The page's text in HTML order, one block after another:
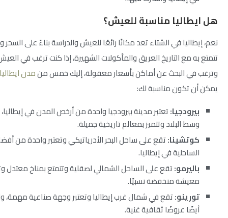
هل ايطاليا مناسبة للعيش؟
نعم، إيطاليا في الشتاء تعد مكانًا رائعًا للعيش والدراسة بناءً على
تتمتع به مع التاريخ العريق والمأكولات الشهيرة، إذا كنت ترغب في
وترغب في البحث عن أماكن بأسعار معقولة، إليك خمس منمدن
يمكن أن تكون مناسبة لك:
بيرودجيا:تعتبر مدينة بيرودجيا واحدة من أرخص المدن في
وسط البلاد وتتميز بمعالم تاريخية جميلة.
كوتشينا:تقع على ساحل البحر الأدرياتيكي وتعتبر واحدة من
الساحلية في إيطاليا.
باليرمو:تقع على الساحل الشمالي لصقلية وتتمتع بمناخ معتدل
معيشة منخفضة نسبيًا.
تورينو:تقع في شمال غرب إيطاليا وتعتبر وجهة صناعية مهمة،
أيضًا عروضًا ثقافية غنية.